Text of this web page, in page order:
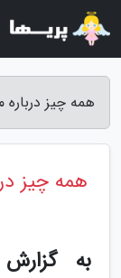
همه چیز درباره
همه چیز
به گزارش